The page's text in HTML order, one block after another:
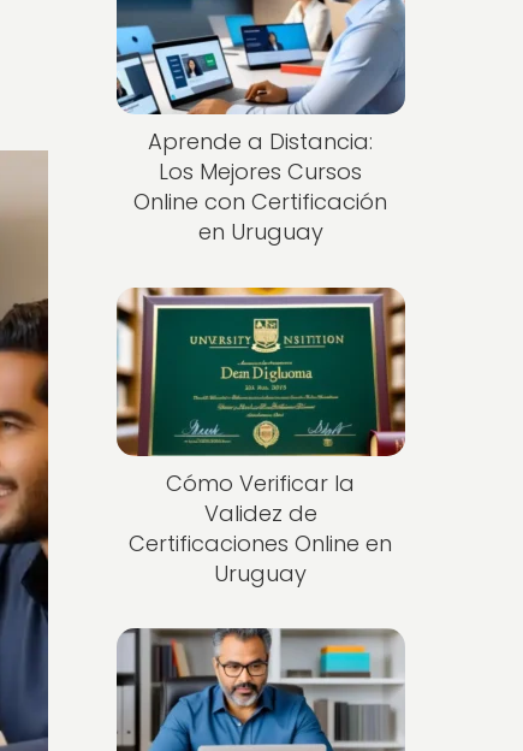
Aprende a Distancia:
Los Mejores Cursos
Online con Certificación
en Uruguay
Cómo Verificar la
Validez de
Certificaciones Online en
Uruguay